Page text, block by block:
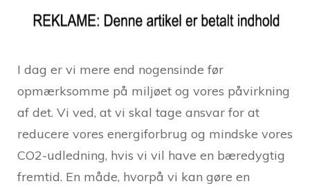
I dag er vi mere end nogensinde før
opmærksomme på miljøet og vores påvirkning
af det. Vi ved, at vi skal tage ansvar for at
reducere vores energiforbrug og mindske vores
CO2-udledning, hvis vi vil have en bæredygtig
fremtid. En måde, hvorpå vi kan gøre en